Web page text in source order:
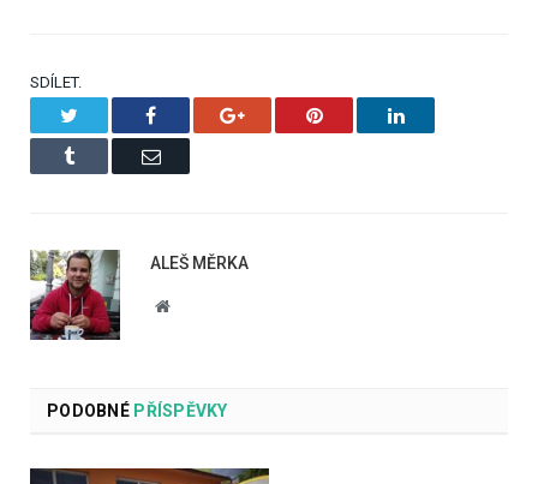
SDÍLET.
Facebook Google+ Pinterest LinkedIn
Tumblr Email
ALEŠ MĚRKA
Website
PODOBNÉPŘÍSPĚVKY